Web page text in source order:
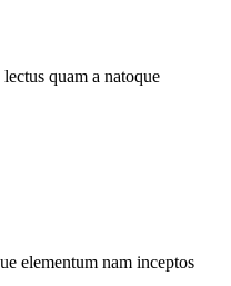
quam a natoque
elementum nam inceptos